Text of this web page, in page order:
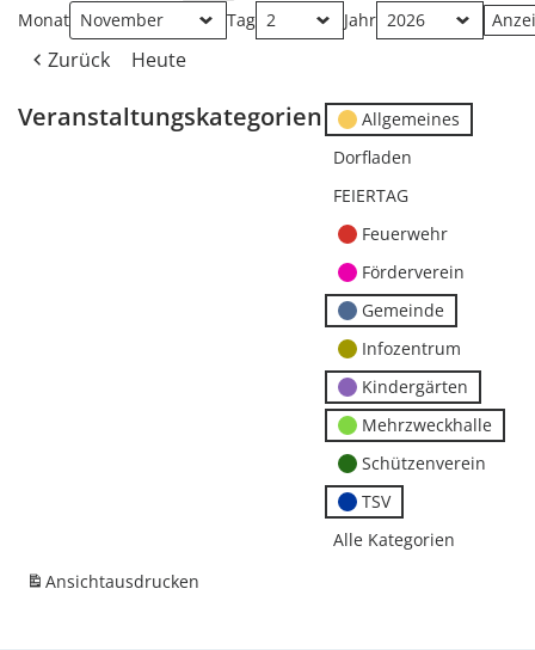
Monat Tag Jahr
Zurück Heute
Veranstaltungskategorien
Allgemeines
Dorfladen
FEIERTAG
Feuerwehr
Förderverein
Gemeinde
Infozentrum
Kindergärten
Mehrzweckhalle
Schützenverein
TSV
Alle Kategorien
Ansichtausdrucken